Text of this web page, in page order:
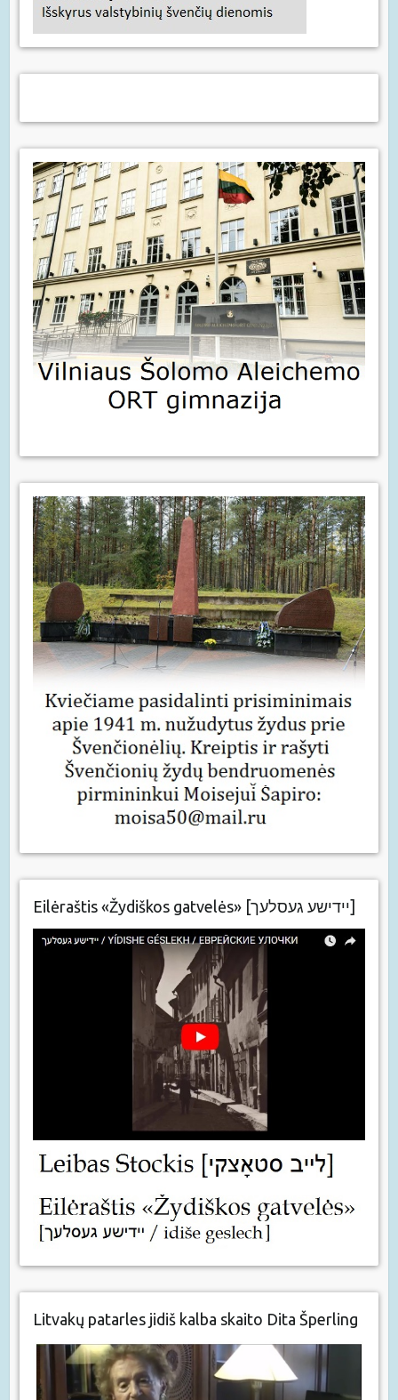
Eilėraštis «Žydiškos gatvelės» [יידישע געסלעך]
Litvakų patarles jidiš kalba skaito Dita Šperling